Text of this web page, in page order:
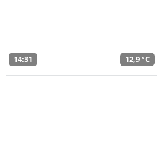
14:31 12,9 °C